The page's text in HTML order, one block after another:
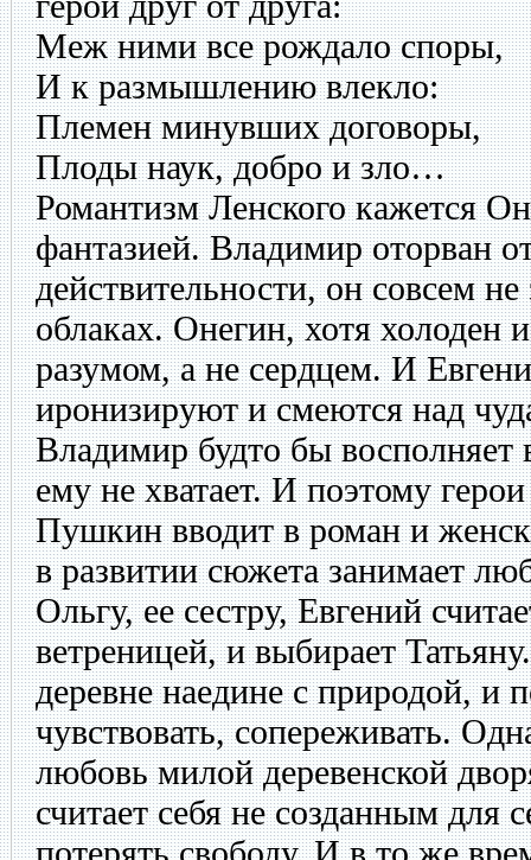
Меж ними все рождало споры,
И к размышлению влекло:
Племен минувших договоры,
Плоды наук, добро и зло…
Романтизм Ленского кажется
фантазией. Владимир оторван
действительности, он совсем
облаках. Онегин, хотя холоден
разумом, а не сердцем. И
иронизируют и смеются над
Владимир будто бы восполняет
ему не хватает. И поэтому
Пушкин вводит в роман и
в развитии сюжета занимает
Ольгу, ее сестру, Евгений
ветреницей, и выбирает
деревне наедине с природой, и
чувствовать, сопереживать.
любовь милой деревенской
считает себя не созданным для
потерять свободу. И в то же